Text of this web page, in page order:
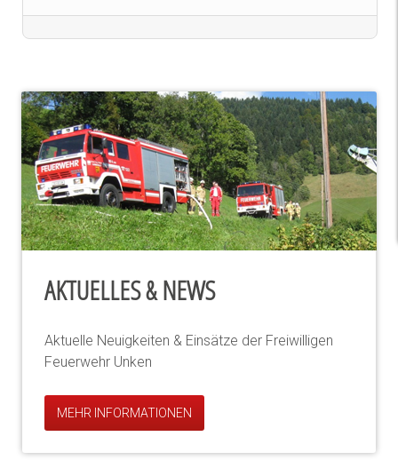
AKTUELLES & NEWS
Aktuelle Neuigkeiten & Einsätze der Freiwilligen
Feuerwehr Unken
MEHR INFORMATIONEN